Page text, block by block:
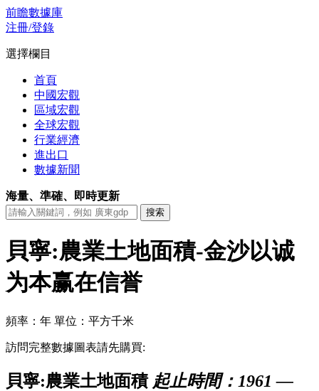
前瞻數據庫
注冊/登錄
選擇欄目
首頁
中國宏觀
區域宏觀
全球宏觀
行業經濟
進出口
數據新聞
海量、準確、即時更新
貝寧:農業土地面積-金沙以诚
为本赢在信誉
頻率：年 單位：平方千米
訪問完整數據圖表請先購買:
貝寧:農業土地面積 起止時間：1961 —